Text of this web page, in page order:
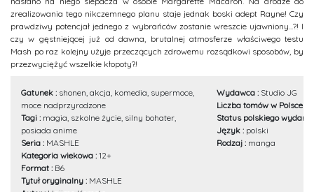
zrealizowania tego nikczemnego planu staje jednak boski adept Rayne! Czy
prawdziwy potencjał jednego z wybrańców zostanie wreszcie ujawniony...?! I
czy w gęstniejącej już od dawna, brutalnej atmosferze właściwego testu
Mash po raz kolejny użyje przeczących zdrowemu rozsądkowi sposobów, by
przezwyciężyć wszelkie kłopoty?!
Gatunek : shonen, akcja, komedia, supermoce,
moce nadprzyrodzone
Tagi : magia, szkolne życie, silny bohater,
posiada anime
Seria : MASHLE
Kategoria wiekowa : 12+
Format : B6
Tytuł oryginalny : MASHLE
Wydawca : Studio JG
Liczba tomów w Polsce :
Status polskiego
Język : polski
Rodzaj : manga